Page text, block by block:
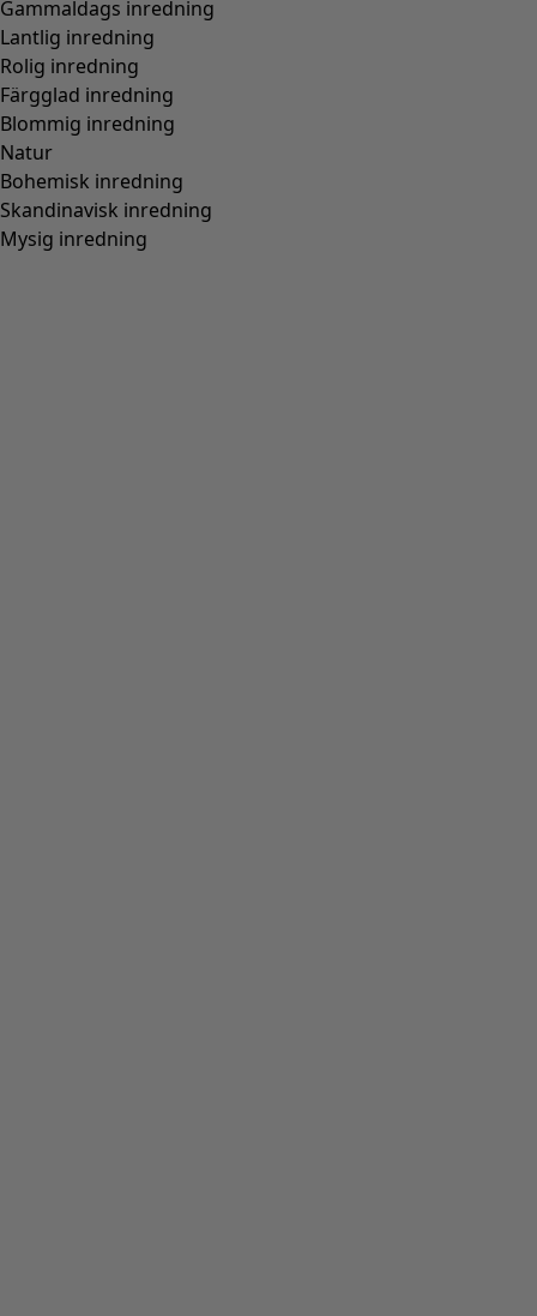
Gammaldags inredning
Lantlig inredning
Rolig inredning
Färgglad inredning
Blommig inredning
Natur
Bohemisk inredning
Skandinavisk inredning
Mysig inredning